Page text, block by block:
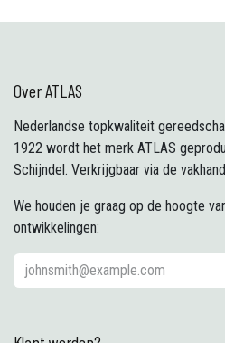
Over ATLAS
Nederlandse topkwaliteit
1922 wordt het merk ATLAS
Schijndel. Verkrijgbaar via de
We houden je graag op de hoogte
ontwikkelingen: